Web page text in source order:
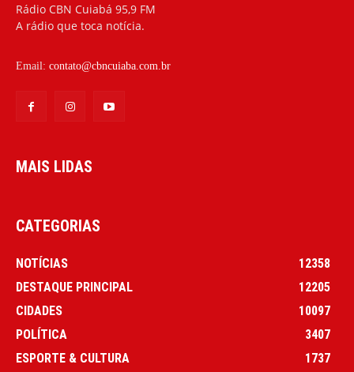
Rádio CBN Cuiabá 95,9 FM
A rádio que toca notícia.
Email: contato@cbncuiaba.com.br
MAIS LIDAS
CATEGORIAS
NOTÍCIAS
12358
DESTAQUE PRINCIPAL
12205
CIDADES
10097
POLÍTICA
3407
ESPORTE & CULTURA
1737